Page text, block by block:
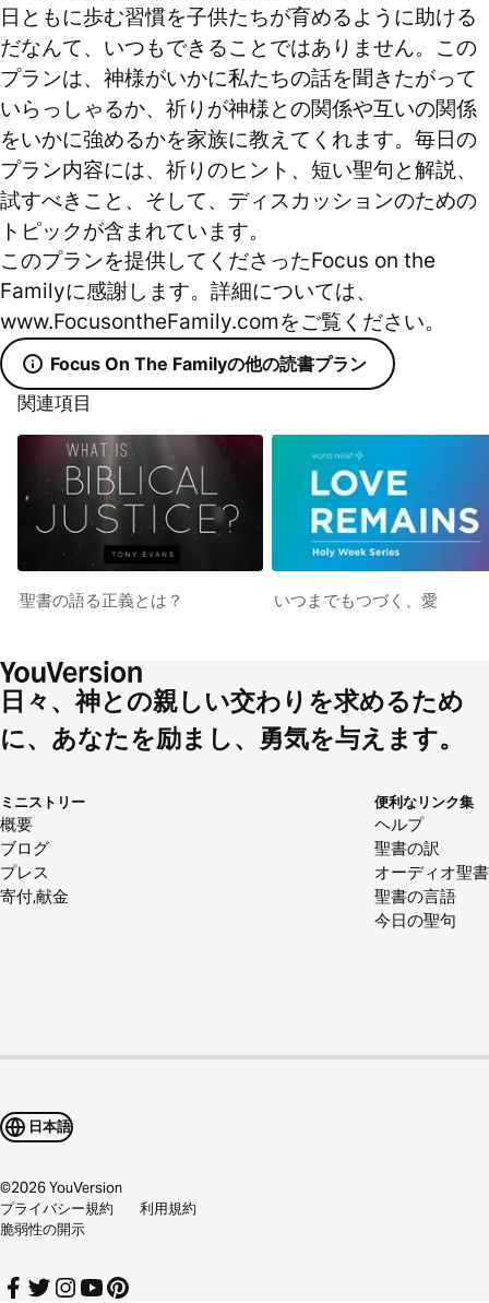
日ともに歩む習慣を子供たちが育めるように助ける
だなんて、いつもできることではありません。この
プランは、神様がいかに私たちの話を聞きたがって
いらっしゃるか、祈りが神様との関係や互いの関係
をいかに強めるかを家族に教えてくれます。毎日の
プラン内容には、祈りのヒント、短い聖句と解説、
試すべきこと、そして、ディスカッションのための
トピックが含まれています。
このプランを提供してくださったFocus on the
Familyに感謝します。詳細については、
www.FocusontheFamily.comをご覧ください。
Focus On The Familyの他の読書プラン
関連項目
聖書の語る正義とは？ いつまでもつづく、愛
日々、神との親しい交わりを求めるため
に、あなたを励まし、勇気を与えます。
ミニストリー
概要
ブログ
プレス
寄付,献金
便利なリンク集
ヘルプ
聖書の訳
オーディオ聖書
聖書の言語
今日の聖句
日本語
©2026YouVersion
プライバシー規約
利用規約
脆弱性の開示